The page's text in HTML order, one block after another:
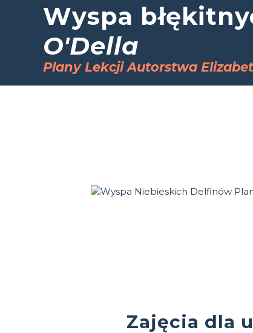
Wyspa
O'Della
Plany Lekcji Autorstwa
Zajęcia dla